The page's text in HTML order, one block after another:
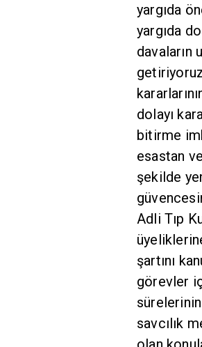
yargıda
yargıda
davaların
dolayı
bitirme
esastan
şekilde
Adli Tıp
şartını
görevler
sürelerinin
savcılık